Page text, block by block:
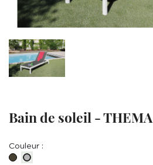
Bain de soleil - THEMA
Couleur :
TaupeGris